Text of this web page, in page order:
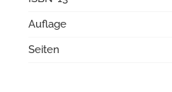
Auflage
Seiten